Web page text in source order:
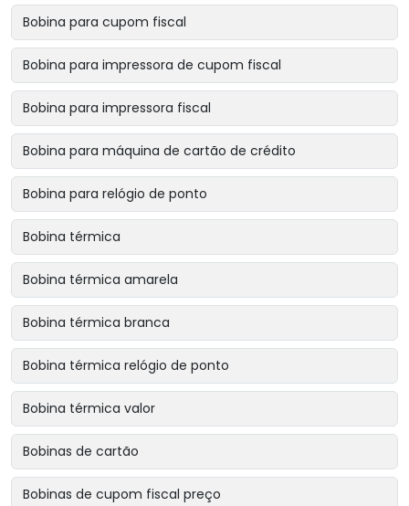
Bobina para cupom fiscal
Bobina para impressora de cupom fiscal
Bobina para impressora fiscal
Bobina para máquina de cartão de crédito
Bobina para relógio de ponto
Bobina térmica
Bobina térmica amarela
Bobina térmica branca
Bobina térmica relógio de ponto
Bobina térmica valor
Bobinas de cartão
Bobinas de cupom fiscal preço